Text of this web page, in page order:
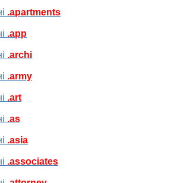
.apartments
.app
.archi
.army
.art
.as
.asia
.associates